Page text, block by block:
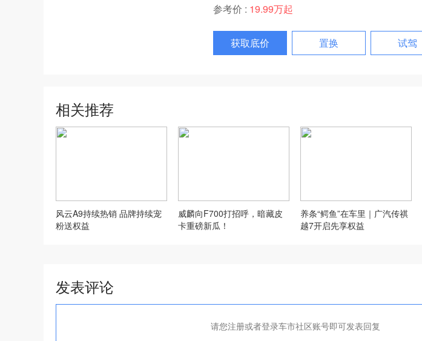
参考价 : 19.99万起
获取底价 置换 试驾
相关推荐
风云A9持续热销 品牌持续宠
粉送权益
威麟向F700打招呼，暗藏皮
卡重磅新瓜！
养条“鳄鱼”在车里｜广汽传祺
越7开启先享权益
发表评论
请您注册或者登录车市社区账号即可发表回复